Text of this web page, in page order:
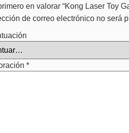
en valorar “Kong Laser Toy
de correo electrónico no será
*